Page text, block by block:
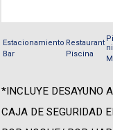
Estacionamiento
Bar
Restaurant
Piscina
*INCLUYE DESAYUNO
CAJA DE SEGURIDAD